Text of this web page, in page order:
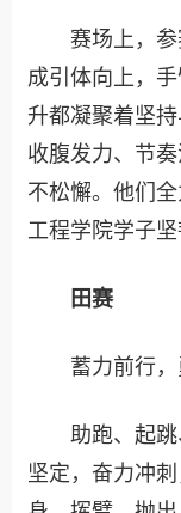
赛场上，
成引体向上，
升都凝聚着坚
收腹发力、节
不松懈。他们
工程学院学子
田赛
蓄力前行
助跑、起
坚定，奋力冲